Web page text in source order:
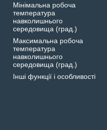
Мінімальна робоча
температура
навколишнього
середовища (град.)
Максимальна робоча
температура
навколишнього
середовища (град.)
Інші функції і особливості